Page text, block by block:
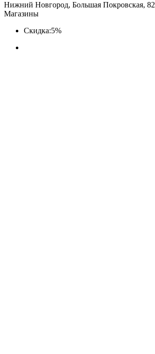
Нижний Новгород, Большая Покровская, 82
Магазины
Скидка:5%